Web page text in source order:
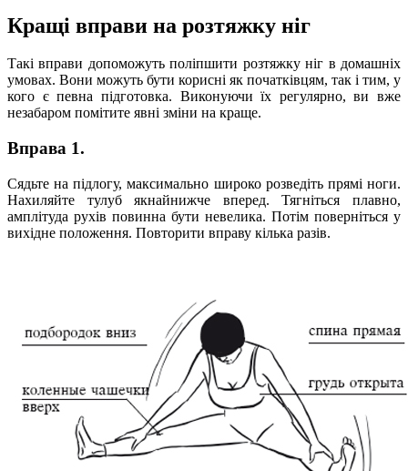
Кращі вправи на розтяжку ніг
Такі вправи допоможуть поліпшити розтяжку ніг в домашніх
умовах. Вони можуть бути корисні як початківцям, так і тим, у
кого є певна підготовка. Виконуючи їх регулярно, ви вже
незабаром помітите явні зміни на краще.
Вправа 1.
Сядьте на підлогу, максимально широко розведіть прямі ноги.
Нахиляйте тулуб якнайнижче вперед. Тягніться плавно,
амплітуда рухів повинна бути невелика. Потім поверніться у
вихідне положення. Повторити вправу кілька разів.